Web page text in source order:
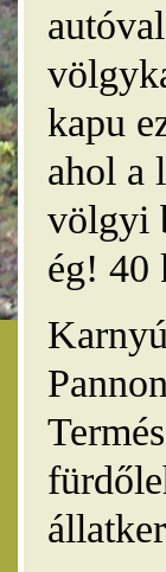
kapu
ahol a
völgyi
ég! 40